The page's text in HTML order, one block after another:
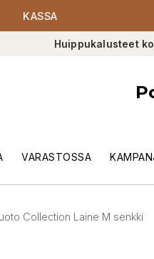
KASSA
Huippukalusteet
VARASTOSSA
Collection Laine M senkki